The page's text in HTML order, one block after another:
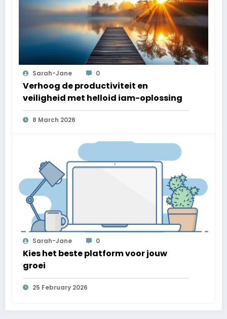
Sarah-Jane 0
Verhoog de productiviteit en
veiligheid met helloid iam-oplossing
8 March 2026
Sarah-Jane 0
Kies het beste platform voor jouw
groei
25 February 2026